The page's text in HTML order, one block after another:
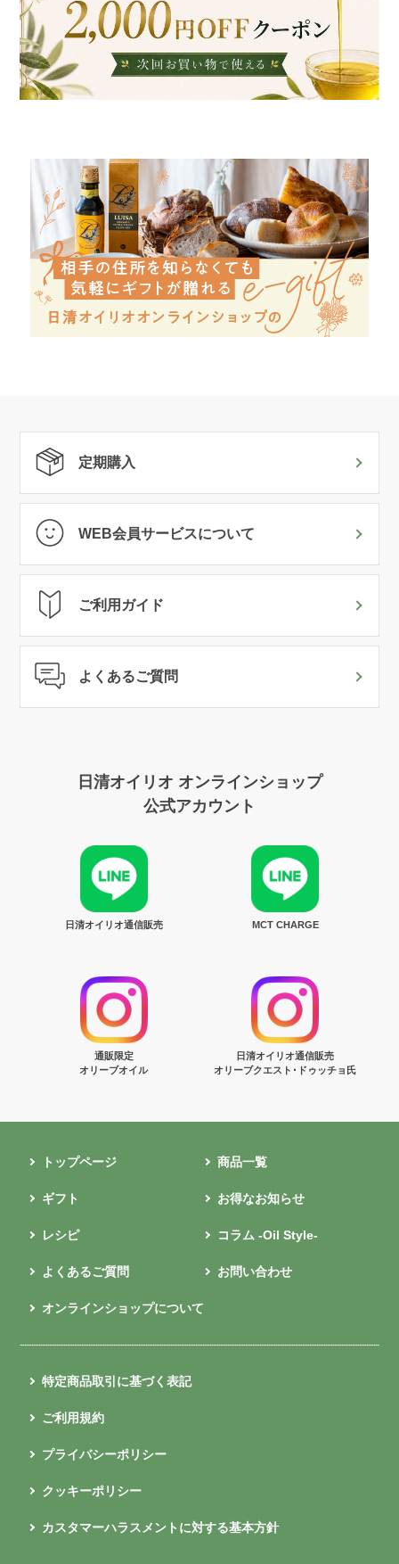
定期購入
WEB会員サービスについて
ご利用ガイド
よくあるご質問
日清オイリオ オンラインショップ
公式アカウント
日清オイリオ通信販売 MCT CHARGE
通販限定
オリーブオイル
日清オイリオ通信販売
オリーブクエスト･ドゥッチョ氏
トップページ 商品一覧
ギフト お得なお知らせ
レシピ コラム -Oil Style-
よくあるご質問 お問い合わせ
オンラインショップについて
特定商品取引に基づく表記
ご利用規約
プライバシーポリシー
クッキーポリシー
カスタマーハラスメントに対する基本方針